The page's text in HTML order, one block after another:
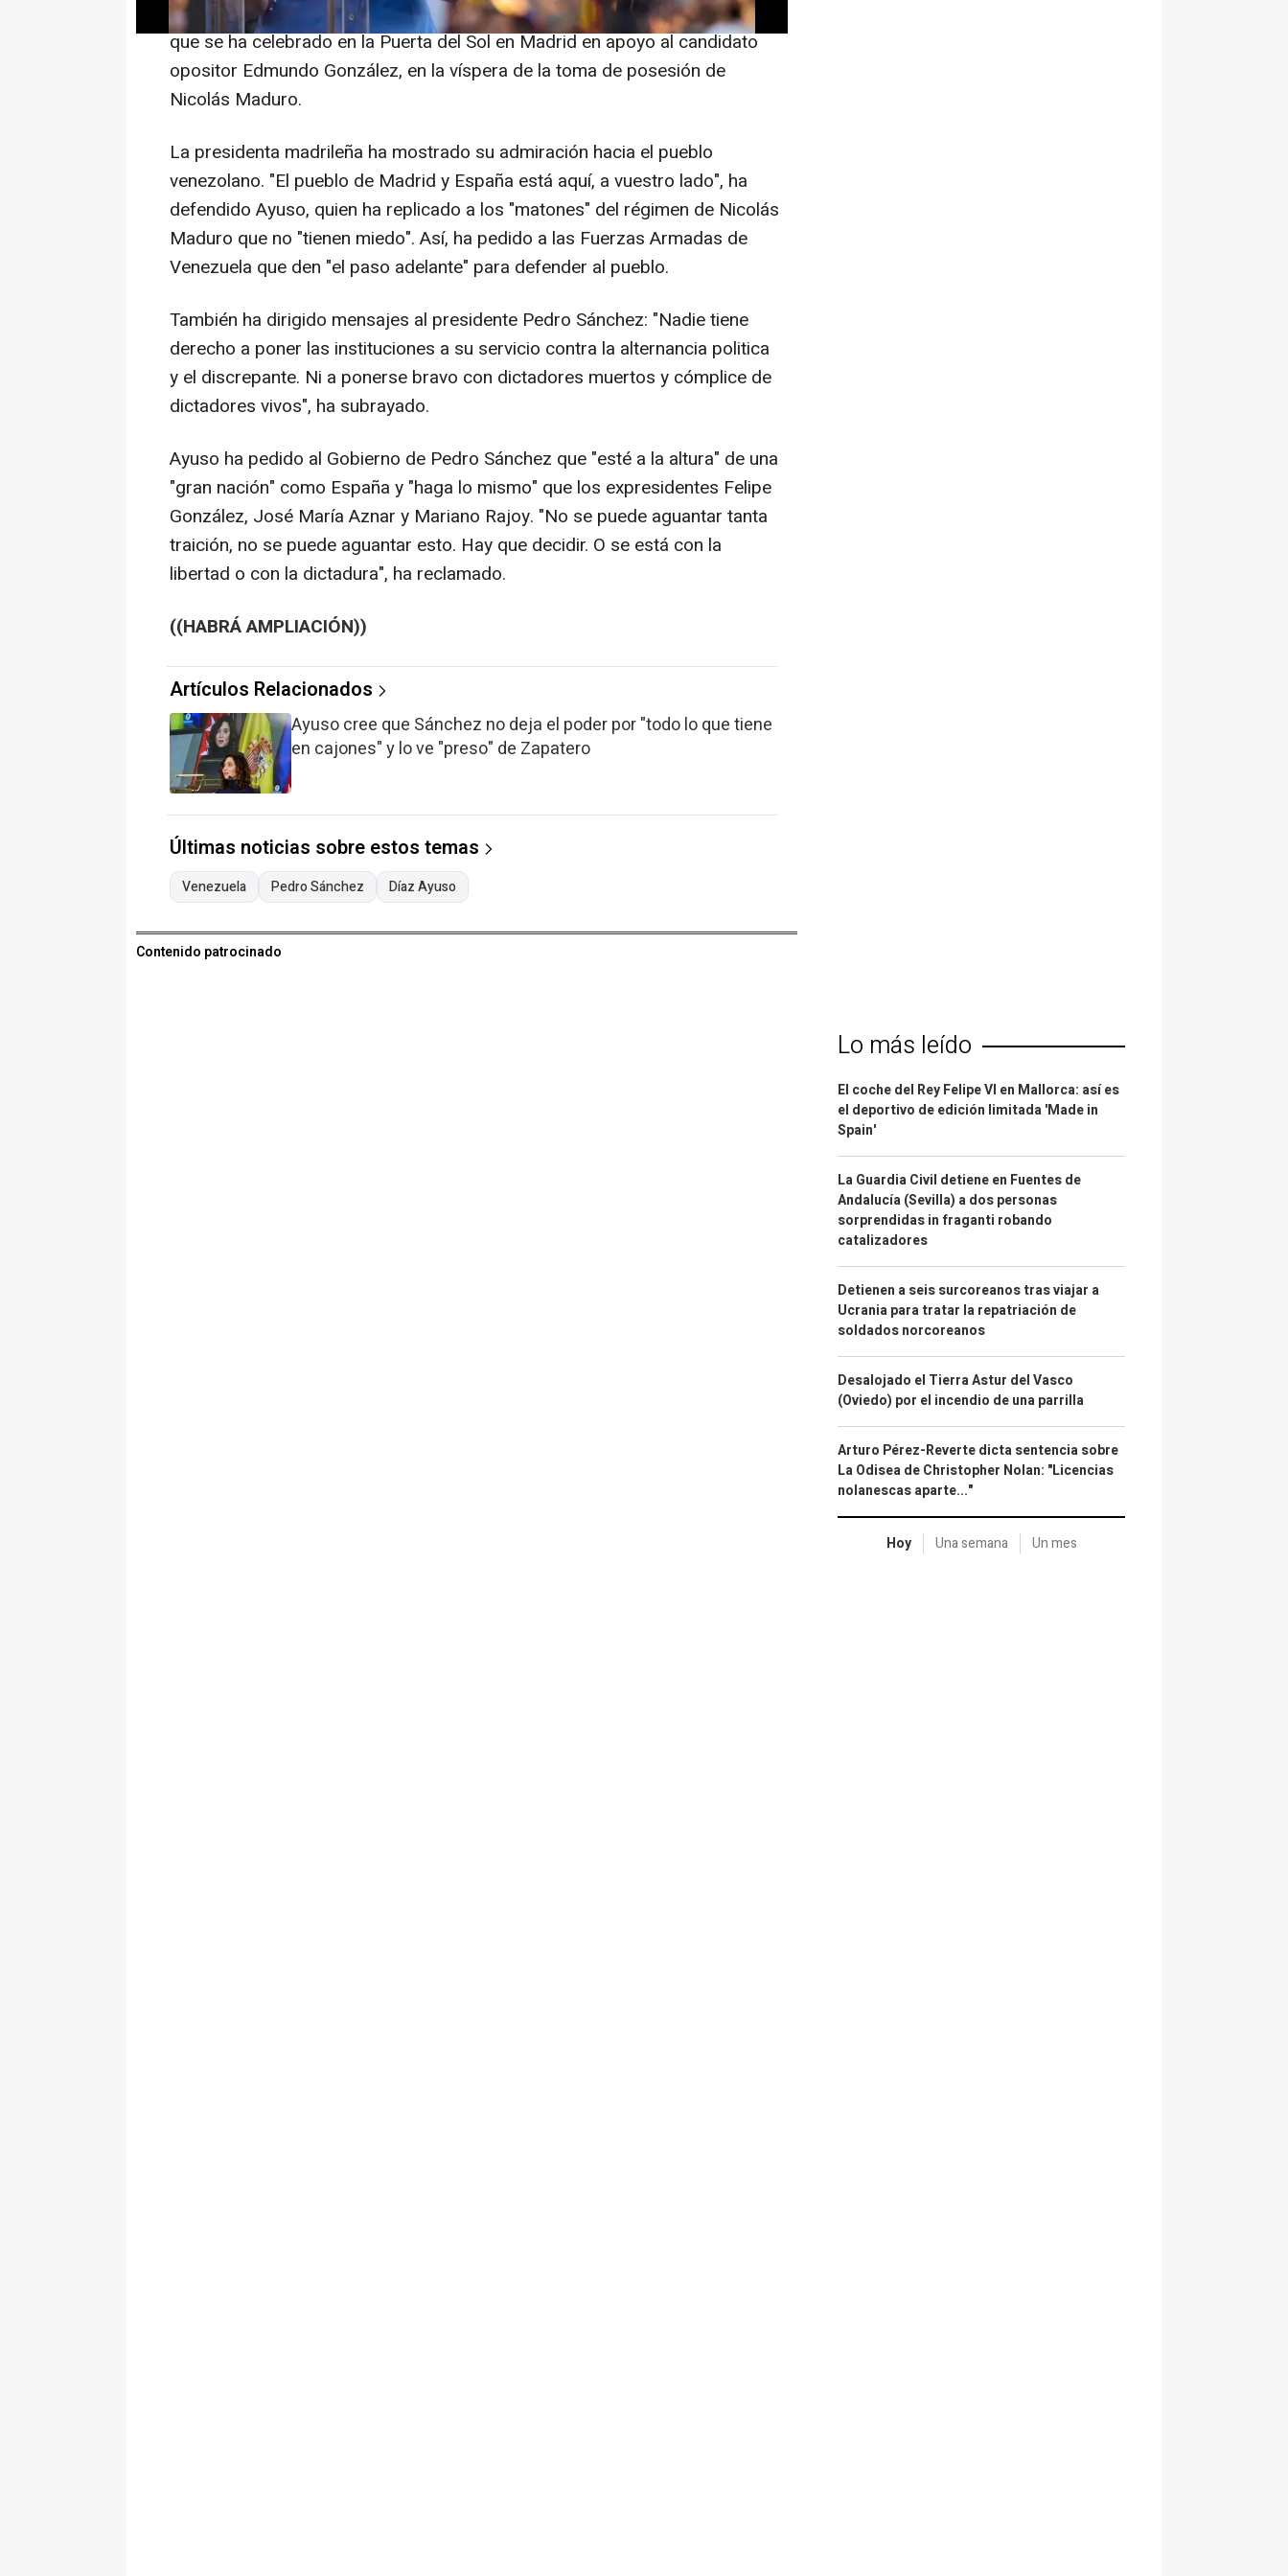
Así se ha pronunciado Ayuso en su intervención durante la manifestación
que se ha celebrado en la Puerta del Sol en Madrid en apoyo al candidato
opositor Edmundo González, en la víspera de la toma de posesión de
Nicolás Maduro.
La presidenta madrileña ha mostrado su admiración hacia el pueblo
venezolano. "El pueblo de Madrid y España está aquí, a vuestro lado", ha
defendido Ayuso, quien ha replicado a los "matones" del régimen de Nicolás
Maduro que no "tienen miedo". Así, ha pedido a las Fuerzas Armadas de
Venezuela que den "el paso adelante" para defender al pueblo.
También ha dirigido mensajes al presidente Pedro Sánchez: "Nadie tiene
derecho a poner las instituciones a su servicio contra la alternancia politica
y el discrepante. Ni a ponerse bravo con dictadores muertos y cómplice de
dictadores vivos", ha subrayado.
Ayuso ha pedido al Gobierno de Pedro Sánchez que "esté a la altura" de una
"gran nación" como España y "haga lo mismo" que los expresidentes Felipe
González, José María Aznar y Mariano Rajoy. "No se puede aguantar tanta
traición, no se puede aguantar esto. Hay que decidir. O se está con la
libertad o con la dictadura", ha reclamado.
((HABRÁ AMPLIACIÓN))
Artículos Relacionados
Ayuso cree que Sánchez no deja el poder por "todo lo que tiene
en cajones" y lo ve "preso" de Zapatero
Últimas noticias sobre estos temas
Venezuela Pedro Sánchez Díaz Ayuso
Contenido patrocinado
Lo más leído
El coche del Rey Felipe VI en Mallorca: así es
el deportivo de edición limitada 'Made in
Spain'
La Guardia Civil detiene en Fuentes de
Andalucía (Sevilla) a dos personas
sorprendidas in fraganti robando
catalizadores
Detienen a seis surcoreanos tras viajar a
Ucrania para tratar la repatriación de
soldados norcoreanos
Desalojado el Tierra Astur del Vasco
(Oviedo) por el incendio de una parrilla
Arturo Pérez-Reverte dicta sentencia sobre
La Odisea de Christopher Nolan: "Licencias
nolanescas aparte..."
Hoy Una semana Un mes